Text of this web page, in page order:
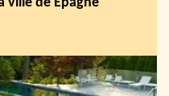
ville de Epagne